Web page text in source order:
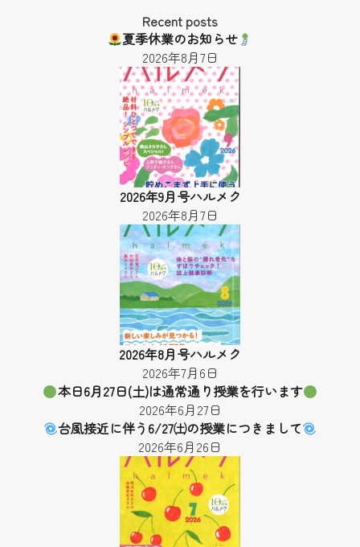
Recent posts
夏季休業のお知らせ
2026年8月7日
2026年9月号ハルメク
2026年8月7日
2026年8月号ハルメク
2026年7月6日
本日6月27日(土)は通常通り授業を行います
2026年6月27日
台風接近に伴う6/27㈯の授業につきまして
2026年6月26日